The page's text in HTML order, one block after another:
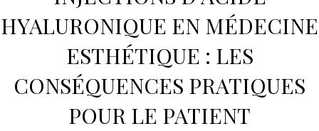
HYALURONIQUE EN MÉDECINE
ESTHÉTIQUE : LES
CONSÉQUENCES PRATIQUES
POUR LE PATIENT